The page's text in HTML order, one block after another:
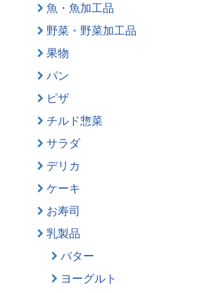
魚・魚加工品
野菜・野菜加工品
果物
パン
ピザ
チルド惣菜
サラダ
デリカ
ケーキ
お寿司
乳製品
バター
ヨーグルト